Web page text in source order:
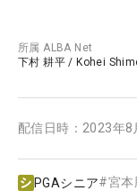
所属ALBA Net
下村 耕平 / Kohei
配信日時： 2023年8
PGAシニア#宮本